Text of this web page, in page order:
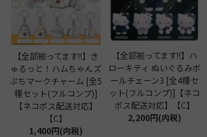
【全部揃ってます!!】き
ゅるっと！ハムちゃんズ
ぷちマークチャーム [全5
種セット(フルコンプ)]
【ネコポス配送対応】
【C】
1,400円(内税)
【全部揃ってます!!】ハ
ローキティ ぬいぐるみボ
ールチェーン3 [全4種セ
ット(フルコンプ)]【ネコ
ポス配送対応】【C】
2,200円(内税)